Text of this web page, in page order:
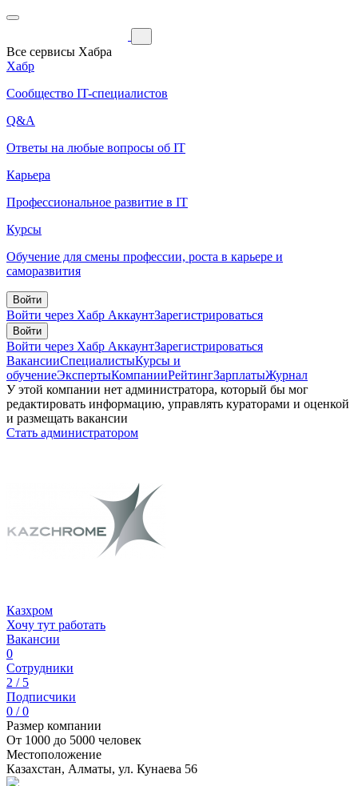
Все сервисы Хабра
Хабр
Сообщество IT-специалистов
Q&A
Ответы на любые вопросы об IT
Карьера
Профессиональное развитие в IT
Курсы
Обучение для смены профессии, роста в карьере и
саморазвития
Войти
Войти через Хабр АккаунтЗарегистрироваться
Войти
Войти через Хабр АккаунтЗарегистрироваться
ВакансииСпециалистыКурсы и
обучениеЭкспертыКомпанииРейтингЗарплатыЖурнал
У этой компании нет администратора, который бы мог
редактировать информацию, управлять кураторами и оценкой
и размещать вакансии
Стать администратором
Казхром
Хочу тут работать
Вакансии
0
Сотрудники
2 / 5
Подписчики
0 / 0
Размер компании
От 1000 до 5000 человек
Местоположение
Казахстан, Алматы, ул. Кунаева 56